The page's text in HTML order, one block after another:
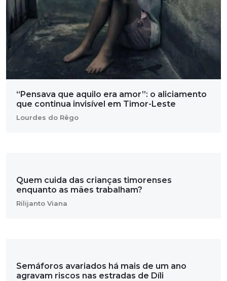
“Pensava que aquilo era amor”: o aliciamento
que continua invisível em Timor-Leste
Lourdes do Rêgo
Quem cuida das crianças timorenses
enquanto as mães trabalham?
Rilijanto Viana
Semáforos avariados há mais de um ano
agravam riscos nas estradas de Díli